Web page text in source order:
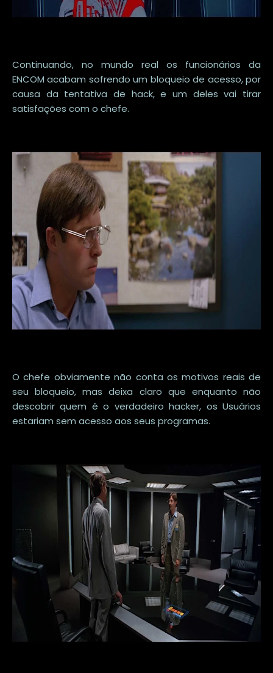
Continuando, no mundo real os funcionários da
ENCOM acabam sofrendo um bloqueio de acesso, por
causa da tentativa de hack, e um deles vai tirar
satisfações com o chefe.
O chefe obviamente não conta os motivos reais de
seu bloqueio, mas deixa claro que enquanto não
descobrir quem é o verdadeiro hacker, os Usuários
estariam sem acesso aos seus programas.